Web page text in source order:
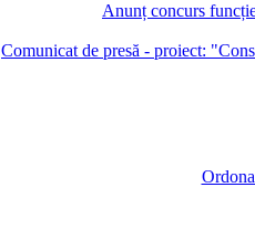
Anunț concurs
Comunicat de presă - proiect: